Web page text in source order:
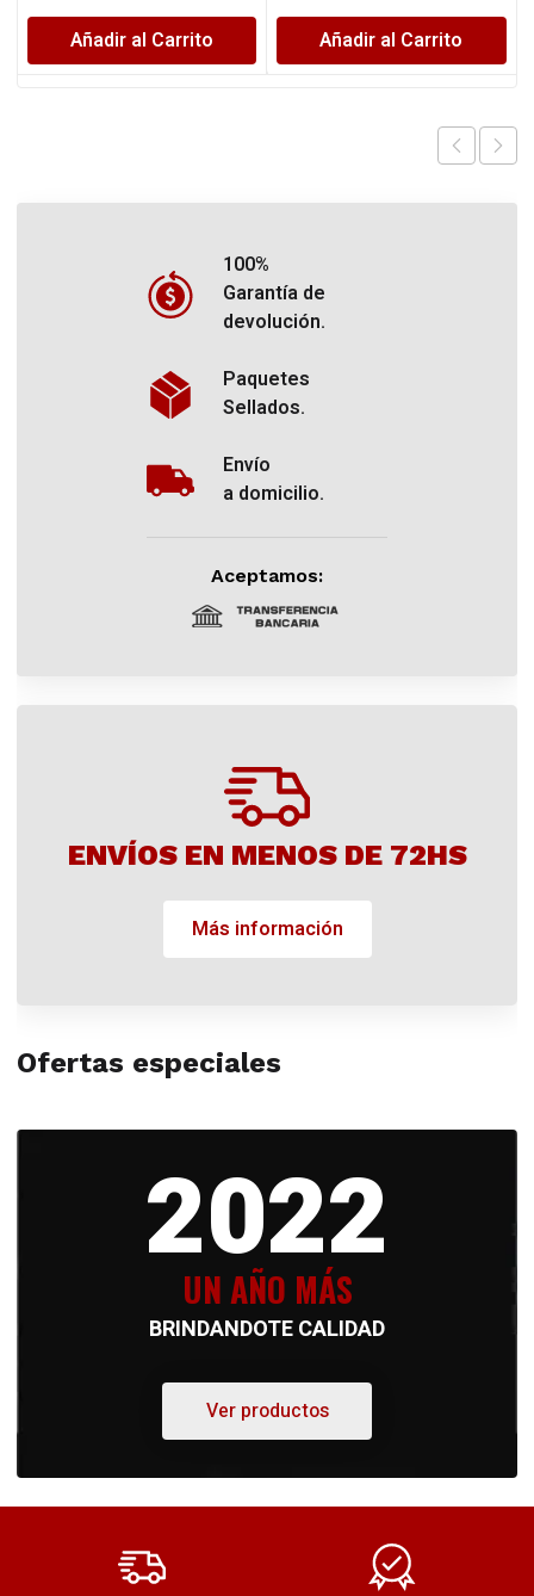
Añadir al Carrito
Añadir al Carrito
100%
Garantía de
devolución.
Paquetes
Sellados.
Envío
a domicilio.
Aceptamos:
ENVÍOS EN MENOS DE 72HS
Más información
Ofertas especiales
2022
UN AÑO MÁS
BRINDANDOTE CALIDAD
Ver productos